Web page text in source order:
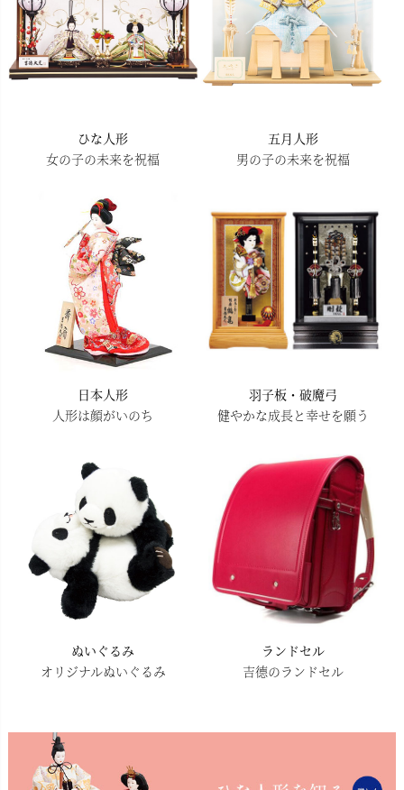
ひな人形
女の子の未来を祝福
五月人形
男の子の未来を祝福
日本人形
人形は顔がいのち
羽子板・破魔弓
健やかな成長と幸せを願う
ぬいぐるみ
オリジナルぬいぐるみ
ランドセル
吉德のランドセル